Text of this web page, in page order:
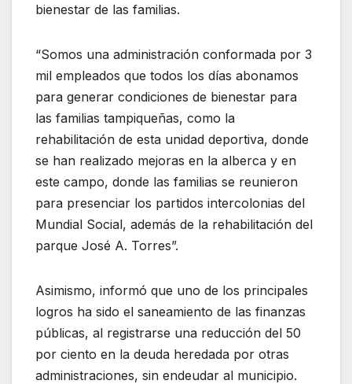
bienestar de las familias.
“Somos una administración conformada por 3
mil empleados que todos los días abonamos
para generar condiciones de bienestar para
las familias tampiqueñas, como la
rehabilitación de esta unidad deportiva, donde
se han realizado mejoras en la alberca y en
este campo, donde las familias se reunieron
para presenciar los partidos intercolonias del
Mundial Social, además de la rehabilitación del
parque José A. Torres”.
Asimismo, informó que uno de los principales
logros ha sido el saneamiento de las finanzas
públicas, al registrarse una reducción del 50
por ciento en la deuda heredada por otras
administraciones, sin endeudar al municipio.